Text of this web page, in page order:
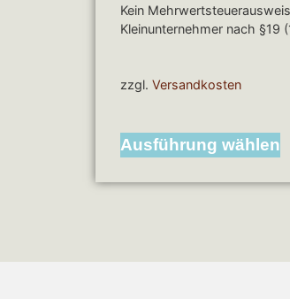
Kein
Kleinunternehmer nach §19
zzgl. Versandkosten
Ausführung wählen